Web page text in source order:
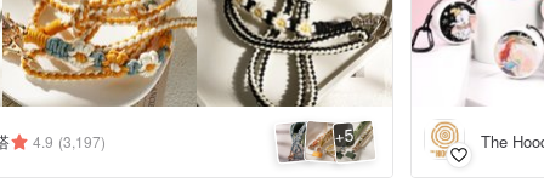
4.9 (3,197) +5 The